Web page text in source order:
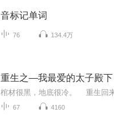
音标记单词
76 134.4万
重生之—我最爱的太子殿下
67 4160